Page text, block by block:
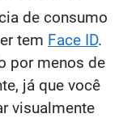
de consumo
tem Face ID.
por menos de
já que você
visualmente